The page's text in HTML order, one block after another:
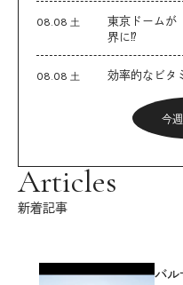
08.08 土
東京ドームが
界に⁉︎
08.08 土 効率的なビタ
今
Articles
新着記事
バル